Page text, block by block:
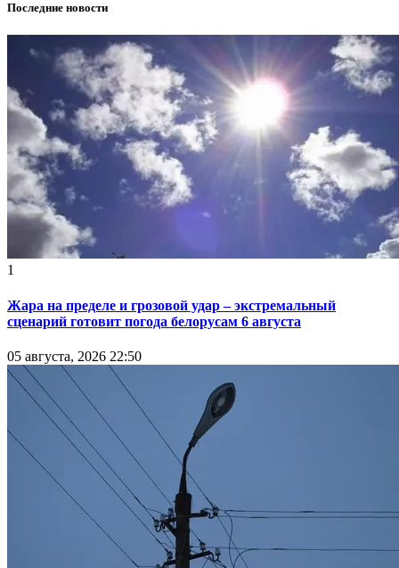
Последние новости
1
Жара на пределе и грозовой удар – экстремальный
сценарий готовит погода белорусам 6 августа
05 августа, 2026 22:50